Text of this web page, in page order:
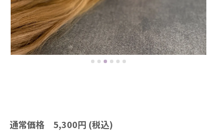
通常価格 5,300円 (税込)